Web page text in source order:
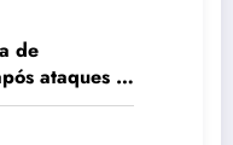
de
ataques e